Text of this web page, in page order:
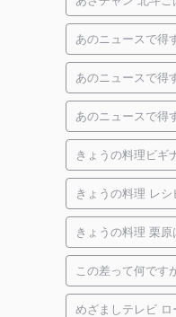
あのニュースで得
あのニュースで得
あのニュースで得
きょうの料理ビギ
きょうの料理 レシ
きょうの料理 栗原
この差って何です
めざましテレビ